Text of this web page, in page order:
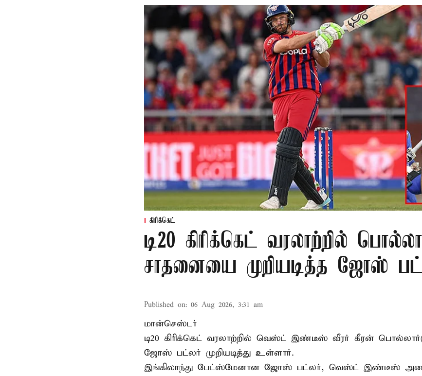
கிரிக்கெட்
டி20 கிரிக்கெட் வரலாற்றில்
சாதனையை முறியடித்த ஜோஸ்
Published on: 06 Aug 2026, 3:31 am
மான்செஸ்டர்
டி20 கிரிக்கெட் வரலாற்றில் வெஸ்ட் இண்டீஸ் வீரர் கீரன்
ஜோஸ் பட்லர் முறியடித்து உள்ளார்.
இங்கிலாந்து பேட்ஸ்மேனான ஜோஸ் பட்லர், வெஸ்ட் இண்டீஸ்